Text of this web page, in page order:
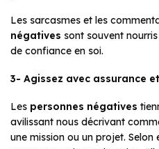
Les sarcasmes et les
négatives sont souvent
de confiance en soi.
3- Agissez avec assurance
Les personnes négatives
avilissant nous décrivant
une mission ou un projet. Selon